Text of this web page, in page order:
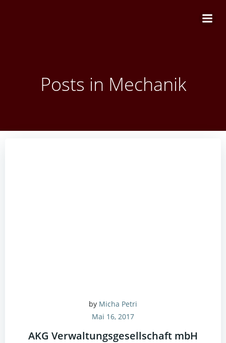
Posts in Mechanik
by Micha Petri
Mai 16, 2017
AKG Verwaltungsgesellschaft mbH